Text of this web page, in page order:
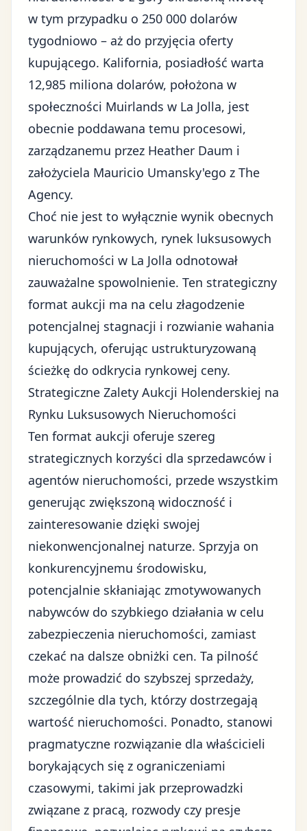
w tym przypadku o 250 000 dolarów
tygodniowo – aż do przyjęcia oferty
kupującego. Kalifornia, posiadłość warta
12,985 miliona dolarów, położona w
społeczności Muirlands w La Jolla, jest
obecnie poddawana temu procesowi,
zarządzanemu przez Heather Daum i
założyciela Mauricio Umansky'ego z The
Agency.
Choć nie jest to wyłącznie wynik obecnych
warunków rynkowych, rynek luksusowych
nieruchomości w La Jolla odnotował
zauważalne spowolnienie. Ten strategiczny
format aukcji ma na celu złagodzenie
potencjalnej stagnacji i rozwianie wahania
kupujących, oferując ustrukturyzowaną
ścieżkę do odkrycia rynkowej ceny.
Strategiczne Zalety Aukcji Holenderskiej na
Rynku Luksusowych Nieruchomości
Ten format aukcji oferuje szereg
strategicznych korzyści dla sprzedawców i
agentów nieruchomości, przede wszystkim
generując zwiększoną widoczność i
zainteresowanie dzięki swojej
niekonwencjonalnej naturze. Sprzyja on
konkurencyjnemu środowisku,
potencjalnie skłaniając zmotywowanych
nabywców do szybkiego działania w celu
zabezpieczenia nieruchomości, zamiast
czekać na dalsze obniżki cen. Ta pilność
może prowadzić do szybszej sprzedaży,
szczególnie dla tych, którzy dostrzegają
wartość nieruchomości. Ponadto, stanowi
pragmatyczne rozwiązanie dla właścicieli
borykających się z ograniczeniami
czasowymi, takimi jak przeprowadzki
związane z pracą, rozwody czy presje